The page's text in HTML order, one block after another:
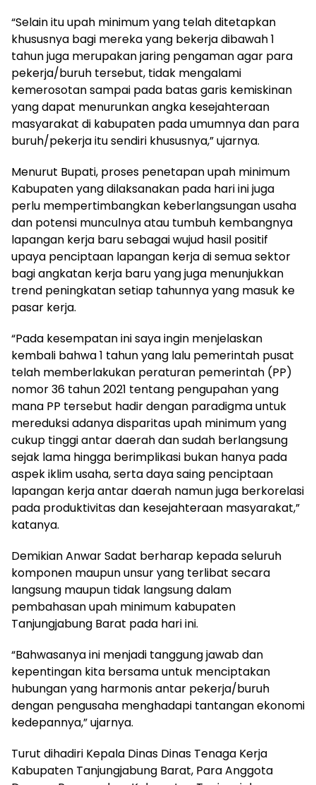
“Selain itu upah minimum yang telah ditetapkan
khususnya bagi mereka yang bekerja dibawah 1
tahun juga merupakan jaring pengaman agar para
pekerja/buruh tersebut, tidak mengalami
kemerosotan sampai pada batas garis kemiskinan
yang dapat menurunkan angka kesejahteraan
masyarakat di kabupaten pada umumnya dan para
buruh/pekerja itu sendiri khususnya,” ujarnya.
Menurut Bupati, proses penetapan upah minimum
Kabupaten yang dilaksanakan pada hari ini juga
perlu mempertimbangkan keberlangsungan usaha
dan potensi munculnya atau tumbuh kembangnya
lapangan kerja baru sebagai wujud hasil positif
upaya penciptaan lapangan kerja di semua sektor
bagi angkatan kerja baru yang juga menunjukkan
trend peningkatan setiap tahunnya yang masuk ke
pasar kerja.
“Pada kesempatan ini saya ingin menjelaskan
kembali bahwa 1 tahun yang lalu pemerintah pusat
telah memberlakukan peraturan pemerintah (PP)
nomor 36 tahun 2021 tentang pengupahan yang
mana PP tersebut hadir dengan paradigma untuk
mereduksi adanya disparitas upah minimum yang
cukup tinggi antar daerah dan sudah berlangsung
sejak lama hingga berimplikasi bukan hanya pada
aspek iklim usaha, serta daya saing penciptaan
lapangan kerja antar daerah namun juga berkorelasi
pada produktivitas dan kesejahteraan masyarakat,”
katanya.
Demikian Anwar Sadat berharap kepada seluruh
komponen maupun unsur yang terlibat secara
langsung maupun tidak langsung dalam
pembahasan upah minimum kabupaten
Tanjungjabung Barat pada hari ini.
“Bahwasanya ini menjadi tanggung jawab dan
kepentingan kita bersama untuk menciptakan
hubungan yang harmonis antar pekerja/buruh
dengan pengusaha menghadapi tantangan ekonomi
kedepannya,” ujarnya.
Turut dihadiri Kepala Dinas Dinas Tenaga Kerja
Kabupaten Tanjungjabung Barat, Para Anggota